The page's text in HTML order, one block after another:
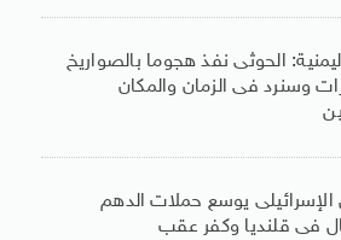
الحوثى نفذ هجوما بالصواريخ
وسنرد فى الزمان والمكان
الإسرائيلى يوسع حملات الدهم
فى قلنديا وكفر عقب